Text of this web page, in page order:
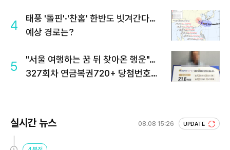
4
태풍 '돌핀'·'찬홈' 한반도 빗겨간다…
예상 경로는?
5
"서울 여행하는 꿈 뒤 찾아온 행운"…
327회차 연금복권720+ 당첨번호조
실시간 뉴스 08.08 15:26 UPDATE